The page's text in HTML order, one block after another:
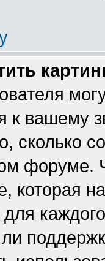
к вашему
сколько
форуме.
которая